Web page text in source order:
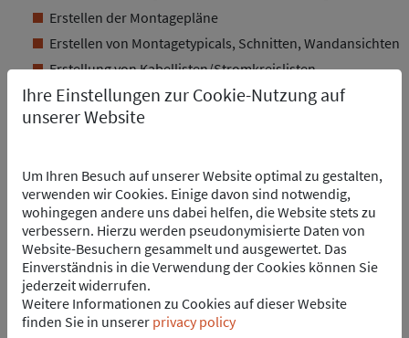
Erstellen der Montagepläne
Erstellen von Montagetypicals, Schnitten, Wandansichten
Erstellung von Kabellisten/Stromkreislisten
Beleuchtung und Not-Beleuchtung
Instrumentierung
Marijan Petrunic
Ihre Einstellungen zur Cookie-Nutzung auf
unserer Website
Um Ihren Besuch auf unserer Website optimal zu gestalten,
verwenden wir Cookies. Einige davon sind notwendig,
wohingegen andere uns dabei helfen, die Website stets zu
verbessern. Hierzu werden pseudonymisierte Daten von
Website-Besuchern gesammelt und ausgewertet. Das
Einverständnis in die Verwendung der Cookies können Sie
jederzeit widerrufen.
Weitere Informationen zu Cookies auf dieser Website
finden Sie in unserer privacy policy